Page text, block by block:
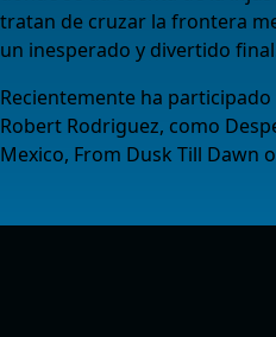
tratan de cruzar la frontera
un inesperado y divertido
Recientemente ha
Robert Rodriguez, como
Mexico, From Dusk Till Dawn